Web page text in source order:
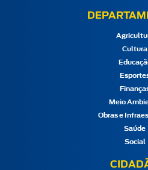
Cultura
Meio
Obras e
Saúde
Social